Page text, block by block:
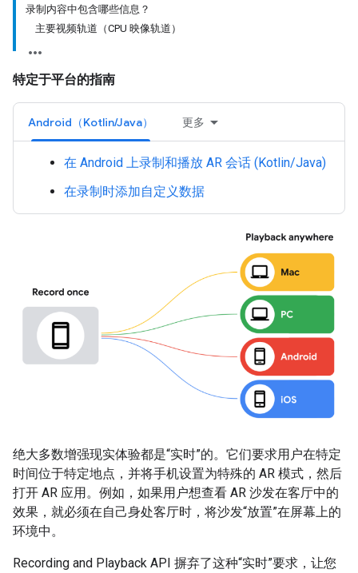
录制内容中包含哪些信息？
主要视频轨道（CPU 映像轨道）
特定于平台的指南
Android（Kotlin/Java） 更多
在 Android 上录制和播放 AR 会话 (Kotlin/Java)
在录制时添加自定义数据
绝大多数增强现实体验都是“实时”的。它们要求用户在特定
时间位于特定地点，并将手机设置为特殊的 AR 模式，然后
打开 AR 应用。例如，如果用户想查看 AR 沙发在客厅中的
效果，就必须在自己身处客厅时，将沙发“放置”在屏幕上的
环境中。
Recording and Playback API 摒弃了这种“实时”要求，让您